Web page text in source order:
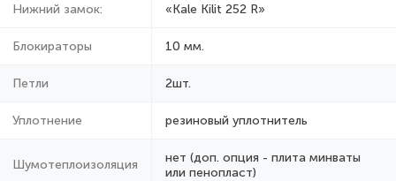
Нижний замок: «Kale Kilit 252 R»
Блокираторы 10 мм.
Петли 2шт.
Уплотнение резиновый уплотнитель
Шумотеплоизоляция
нет (доп. опция - плита минваты
или пенопласт)